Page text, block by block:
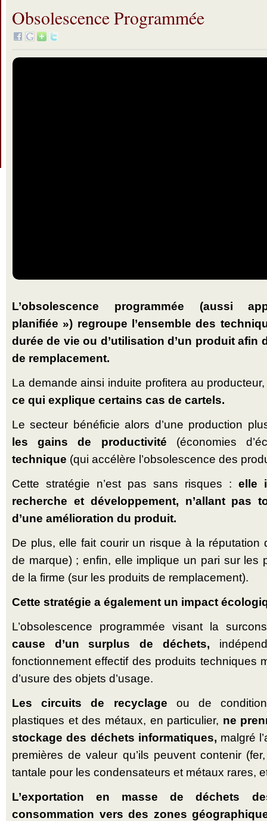
Obsolescence Programmée
L’obsolescence programmée (aussi
planifiée ») regroupe l’ensemble des
durée de vie ou d’utilisation d’un produit afin
de remplacement.
La demande ainsi induite profitera au
ce qui explique certains cas de cartels.
Le secteur bénéficie alors d’une production
les gains de productivité (économies
technique (qui accélère l’obsolescence des
Cette stratégie n’est pas sans risques : elle
recherche et développement, n’allant pas
d’une amélioration du produit.
De plus, elle fait courir un risque à la réputation
de marque) ; enfin, elle implique un pari sur les
de la firme (sur les produits de remplacement).
Cette stratégie a également un impact
L’obsolescence programmée visant la
cause d’un surplus de déchets,
fonctionnement effectif des produits techniques
d’usure des objets d’usage.
Les circuits de recyclage ou de
plastiques et des métaux, en particulier, ne
stockage des déchets informatiques, malgré
premières de valeur qu’ils peuvent contenir
tantale pour les condensateurs et métaux rares,
L’exportation en masse de déchets
consommation vers des zones